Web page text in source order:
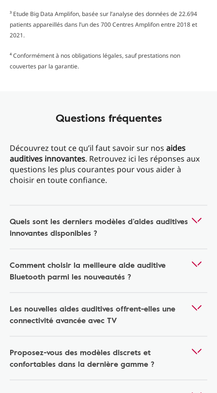
³ Etude Big Data Amplifon, basée sur l’analyse des données de 22.694
patients appareillés dans l’un des 700 Centres Amplifon entre 2018 et
2021.
⁴ Conformément à nos obligations légales, sauf prestations non
couvertes par la garantie.
Questions fréquentes
Découvrez tout ce qu’il faut savoir sur nos aides
auditives innovantes. Retrouvez ici les réponses aux
questions les plus courantes pour vous aider à
choisir en toute confiance.
Quels sont les derniers modèles d’aides auditives
innovantes disponibles ?
Comment choisir la meilleure aide auditive
Bluetooth parmi les nouveautés ?
Les nouvelles aides auditives offrent-elles une
connectivité avancée avec TV
Proposez-vous des modèles discrets et
confortables dans la dernière gamme ?